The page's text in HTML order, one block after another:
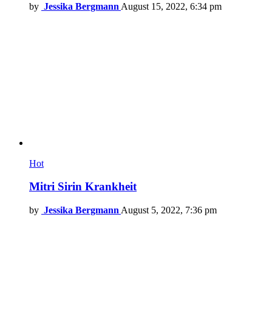
by Jessika Bergmann August 15, 2022, 6:34 pm
Hot
Mitri Sirin Krankheit
by Jessika Bergmann August 5, 2022, 7:36 pm